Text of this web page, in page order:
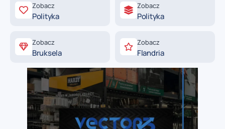
Zobacz
Polityka
Zobacz
Polityka
Zobacz
Bruksela
Zobacz
Flandria